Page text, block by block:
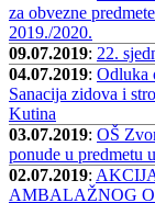
za obvezne
2019./2020.
09.07.2019: 22.
04.07.2019: Odluka
Sanacija zidova i
Kutina
03.07.2019: OŠ
ponude u predmetu
02.07.2019:
AMBALAŽNOG